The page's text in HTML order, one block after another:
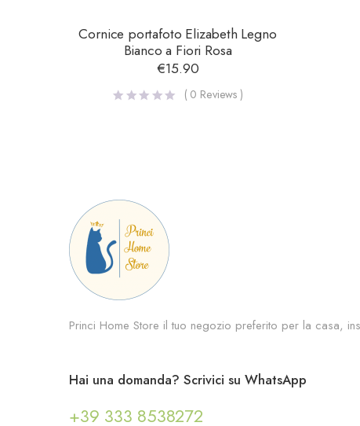
Cornice portafoto Elizabeth Legno
Bianco a Fiori Rosa
€15.90
( 0 Reviews )
Princi Home Store il tuo negozio preferito per la casa,
Hai una domanda? Scrivici su WhatsApp
+39 333 8538272